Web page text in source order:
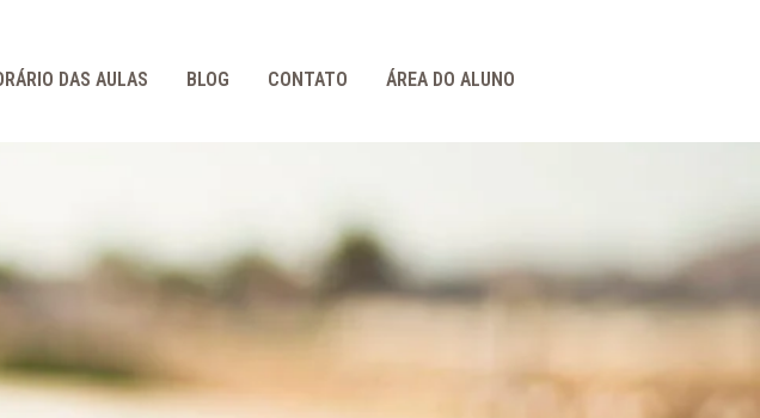
DAS AULAS BLOG CONTATO ÁREA DO ALUNO